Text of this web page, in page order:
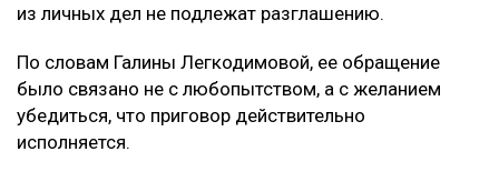
из личных дел не подлежат разглашению.
По словам Галины Легкодимовой, ее обращение
было связано не с любопытством, а с желанием
убедиться, что приговор действительно
исполняется.